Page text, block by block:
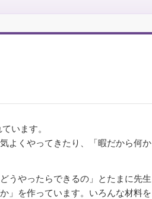
います。
よくやってきたり、「暇だから何か
うやったらできるの」とたまに先生
」を作っています。いろんな材料を